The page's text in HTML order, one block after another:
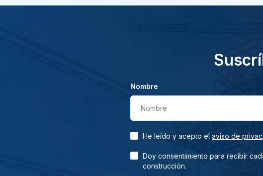
Nombre
Nombre
He leído y acepto el aviso de
Doy consentimiento para recibir
construcción.